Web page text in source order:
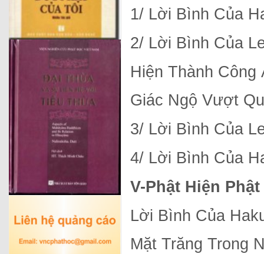
1/ Lời Bình Của
2/ Lời Bình Của
Hiện Thành Công
Giác Ngộ Vượt
3/ Lời Bình Của
4/ Lời Bình Của
V-Phật Hiện
Lời Bình Của
Mặt Trăng Trong